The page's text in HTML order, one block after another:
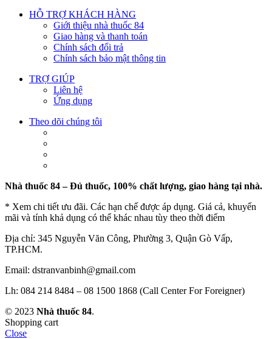
HỖ TRỢ KHÁCH HÀNG
Giới thiệu nhà thuốc 84
Giao hàng và thanh toán
Chính sách đổi trả
Chính sách bảo mật thông tin
TRỢ GIÚP
Liên hệ
Ứng dụng
Theo dõi chúng tôi
Nhà thuốc 84 – Đủ thuốc, 100% chất lượng, giao hàng tại nhà.
* Xem chi tiết ưu đãi. Các hạn chế được áp dụng. Giá cả, khuyến
mãi và tính khả dụng có thể khác nhau tùy theo thời điểm
Địa chỉ: 345 Nguyễn Văn Công, Phường 3, Quận Gò Vấp,
TP.HCM.
Email: dstranvanbinh@gmail.com
Lh: 084 214 8484 – 08 1500 1868 (Call Center For Foreigner)
© 2023 Nhà thuốc 84.
Shopping cart
Close